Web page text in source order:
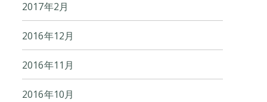
2017年2月
2016年12月
2016年11月
2016年10月